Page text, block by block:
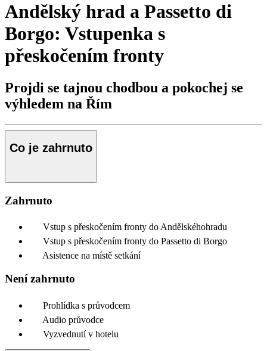
Andělský hrad a Passetto di
Borgo: Vstupenka s
přeskočením fronty
Projdi se tajnou chodbou a pokochej se
výhledem na Řím
Co je zahrnuto
Zahrnuto
Vstup s přeskočením fronty do Andělskéhohradu
Vstup s přeskočením fronty do Passetto di Borgo
Asistence na místě setkání
Není zahrnuto
Prohlídka s průvodcem
Audio průvodce
Vyzvednutí v hotelu